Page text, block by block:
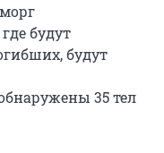
будут
будут
35 тел